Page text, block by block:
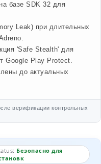
базе SDK 32 для
Leak) при длительных
'Safe Stealth' для
Google Play Protect.
до актуальных
верификации контрольных
Безопасно для